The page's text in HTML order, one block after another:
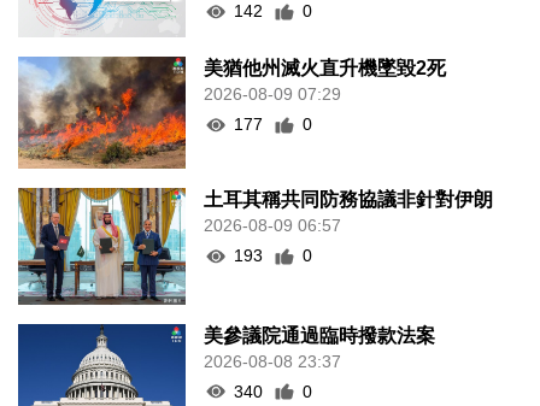
142
0
美猶他州滅火直升機墜毀2死
2026-08-09 07:29
177
0
土耳其稱共同防務協議非針對伊朗
2026-08-09 06:57
193
0
美參議院通過臨時撥款法案
2026-08-08 23:37
340
0